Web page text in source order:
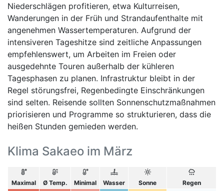
Niederschlägen profitieren, etwa Kulturreisen,
Wanderungen in der Früh und Strandaufenthalte mit
angenehmen Wassertemperaturen. Aufgrund der
intensiveren Tageshitze sind zeitliche Anpassungen
empfehlenswert, um Arbeiten im Freien oder
ausgedehnte Touren außerhalb der kühleren
Tagesphasen zu planen. Infrastruktur bleibt in der
Regel störungsfrei, Regenbedingte Einschränkungen
sind selten. Reisende sollten Sonnenschutzmaßnahmen
priorisieren und Programme so strukturieren, dass die
heißen Stunden gemieden werden.
Klima Sakaeo im März
Maximal Ø Temp. Minimal Wasser Sonne Regen